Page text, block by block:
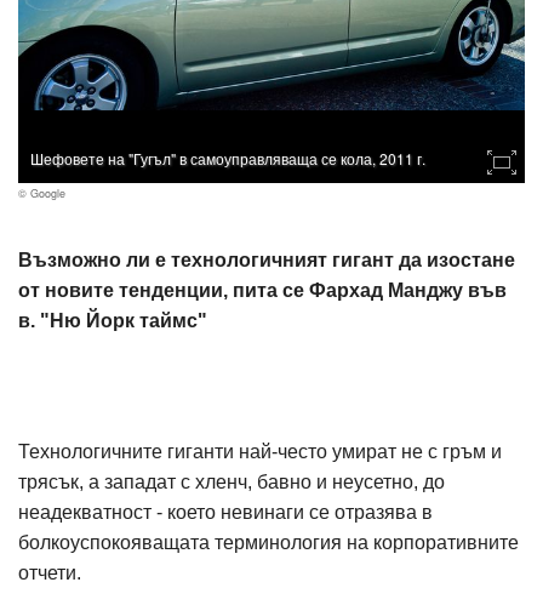
Шефовете на "Гугъл" в самоуправляваща се кола, 2011 г.
© Google
Възможно ли е технологичният гигант да изостане
от новите тенденции, пита се Фархад Манджу във
в. "Ню Йорк таймс"
Технологичните гиганти най-често умират не с гръм и
трясък, а западат с хленч, бавно и неусетно, до
неадекватност - което невинаги се отразява в
болкоуспокояващата терминология на корпоративните
отчети.